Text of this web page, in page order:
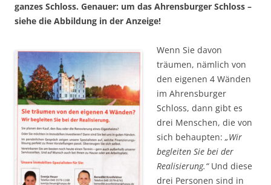
ganzes Schloss. Genauer: um das Ahrensburger Schloss –
siehe die Abbildung in der Anzeige!
Wenn Sie davon
träumen, nämlich von
den eigenen 4 Wänden
im Ahrensburger
Schloss, dann gibt es
drei Menschen, die von
sich behaupten: „Wir
begleiten Sie bei der
Realisierung.“ Und diese
drei Personen sind in